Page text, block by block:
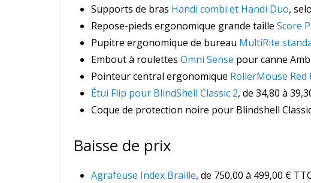
Supports de bras Handi combi et Handi Duo,
Repose-pieds ergonomique grande taille Score
Pupitre ergonomique de bureau MultiRite
Embout à roulettes Omni Sense pour canne
Pointeur central ergonomique RollerMouse Red
Étui Flip pour BlindShell Classic 2, de 34,80 à
Coque de protection noire pour Blindshell
Baisse de prix
Agrafeuse Index Braille, de 750,00 à 499,00 €